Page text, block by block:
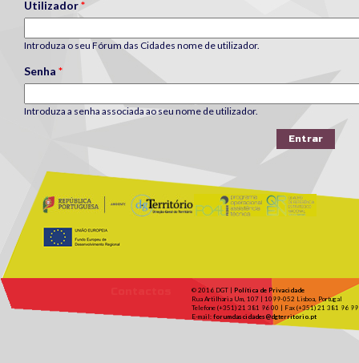
Utilizador*
Introduza o seu Fórum das Cidades nome de utilizador.
Senha *
Introduza a senha associada ao seu nome de utilizador.
© 2016 DGT | Política de Privacidade
Rua Artilharia Um, 107 | 1099-052 Lisboa, Portugal
Telefone (+351) 21 381 96 00 | Fax (+351) 21 381 96 99
E-mail: forumdascidades@dgterritorio.pt